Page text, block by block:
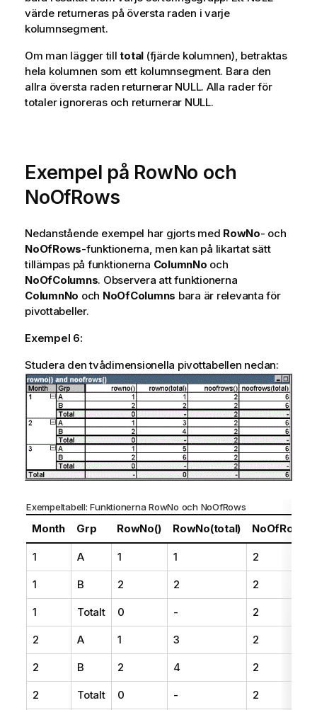
värde returneras på översta raden i varje
kolumnsegment.
Om man lägger tilltotal (fjärde kolumnen), betraktas
hela kolumnen som ett kolumnsegment. Bara den
allra översta raden returnerar NULL. Alla rader för
totaler ignoreras och returnerar NULL.
Exempel på RowNo och
NoOfRows
Nedanstående exempel har gjorts med RowNo- och
NoOfRows-funktionerna, men kan på likartat sätt
tillämpas på funktionerna ColumnNo och
NoOfColumns. Observera att funktionerna
ColumnNo och NoOfColumns bara är relevanta för
pivottabeller.
Exempel 6:
Studera den tvådimensionella pivottabellen nedan:
Exempeltabell: Funktionerna RowNo och NoOfRows
Month Grp RowNo() RowNo(total) NoOfRows()
1 A 1 1 2
1 B 2 2 2
1 Totalt 0 - 2
2 A 1 3 2
2 B 2 4 2
2 Totalt 0 - 2